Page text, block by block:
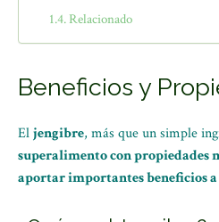
Relacionado
Beneficios y
Eljengibre, más que un simple
superalimento con propiedades
aportar importantes beneficios